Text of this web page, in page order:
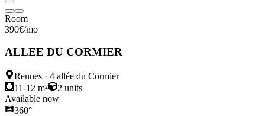
Room
390€/mo
ALLEE DU CORMIER
Rennes · 4 allée du Cormier
11-12 m²
2 units
Available now
360°